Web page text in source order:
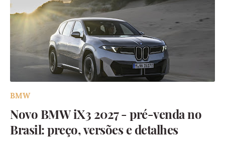
BMW
Novo BMW iX3 2027 - pré-venda no
Brasil: preço, versões e detalhes